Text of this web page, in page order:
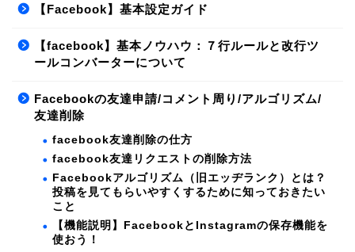
【Facebook】基本設定ガイド
【facebook】基本ノウハウ：７行ルールと改行ツ
ールコンバーターについて
Facebookの友達申請/コメント周り/アルゴリズム/
友達削除
facebook友達削除の仕方
facebook友達リクエストの削除方法
Facebookアルゴリズム（旧エッヂランク）とは？
投稿を見てもらいやすくするために知っておきたい
こと
【機能説明】FacebookとInstagramの保存機能を
使おう！